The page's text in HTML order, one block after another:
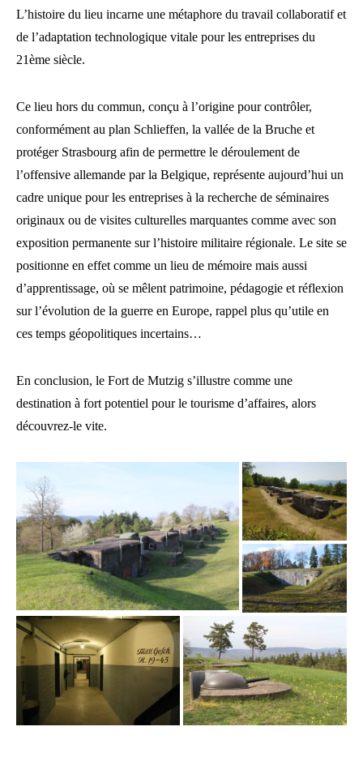
L’histoire du lieu incarne une métaphore du travail collaboratif et
de l’adaptation technologique vitale pour les entreprises du
21ème siècle.
Ce lieu hors du commun, conçu à l’origine pour contrôler,
conformément au plan Schlieffen, la vallée de la Bruche et
protéger Strasbourg afin de permettre le déroulement de
l’offensive allemande par la Belgique, représente aujourd’hui un
cadre unique pour les entreprises à la recherche de séminaires
originaux ou de visites culturelles marquantes comme avec son
exposition permanente sur l’histoire militaire régionale. Le site se
positionne en effet comme un lieu de mémoire mais aussi
d’apprentissage, où se mêlent patrimoine, pédagogie et réflexion
sur l’évolution de la guerre en Europe, rappel plus qu’utile en
ces temps géopolitiques incertains…
En conclusion, le Fort de Mutzig s’illustre comme une
destination à fort potentiel pour le tourisme d’affaires, alors
découvrez-le vite.